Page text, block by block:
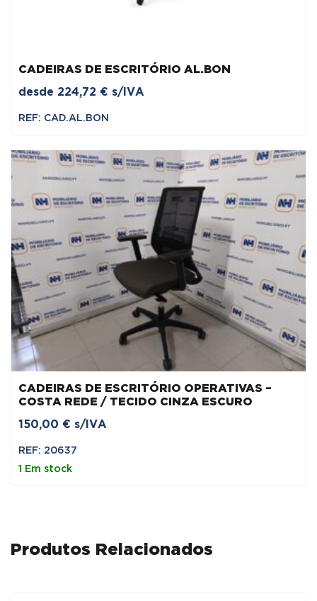
CADEIRAS DE ESCRITÓRIO AL.BON
desde 224,72 € s/IVA
REF: CAD.AL.BON
CADEIRAS DE ESCRITÓRIO OPERATIVAS –
COSTA REDE / TECIDO CINZA ESCURO
150,00 € s/IVA
REF: 20637
1 Em stock
Produtos Relacionados